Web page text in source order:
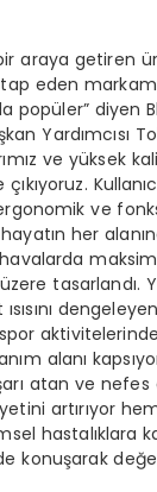
bir araya getiren
eden
popüler” diyen
Yardımcısı
ve yüksek
ve
her
tasarlandı.
alanı
atan ve
artırıyor
hastalıklara
konuşarak